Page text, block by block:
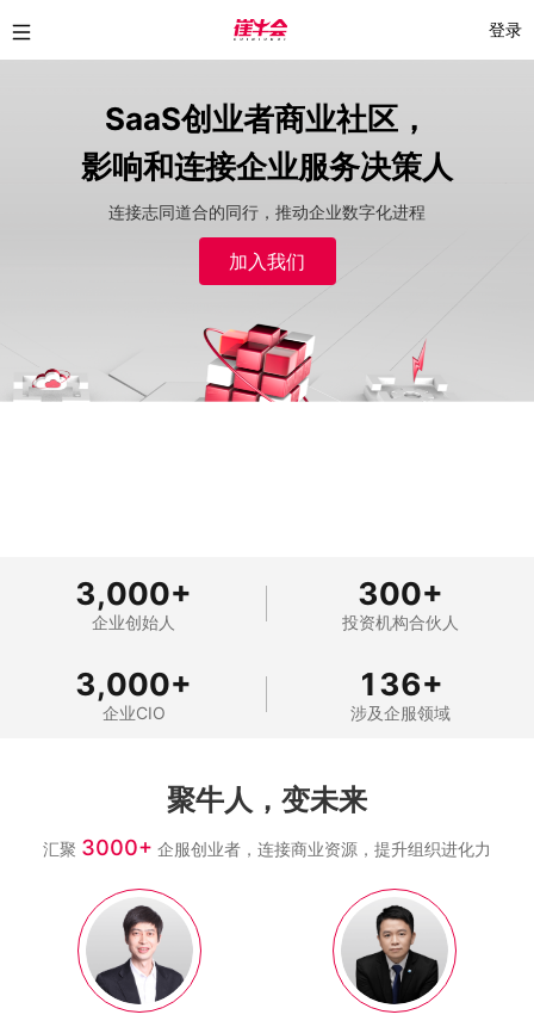
登录
SaaS创业者商业社区，
影响和连接企业服务决策人
连接志同道合的同行，推动企业数字化进程
加入我们
3,000+
企业创始人
300+
投资机构合伙人
3,000+
企业CIO
136+
涉及企服领域
聚牛人，变未来
汇聚 3000+ 企服创业者，连接商业资源，提升组织进化力